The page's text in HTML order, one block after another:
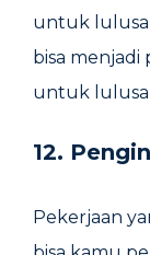
untuk
bisa
untuk
12.
Pekerjaan